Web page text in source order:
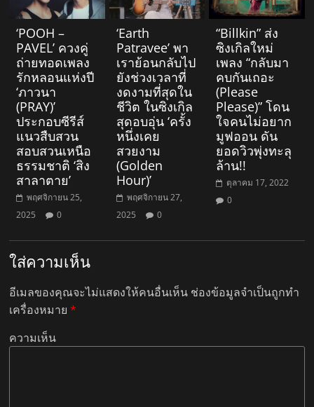
‘POOH –
PAVEL’ ควงคู่
ถ่ายทอดเพลง
รักหลอนแห่งปี
‘ภาวนา
(PRAY)’
ประกอบซีรีส์
แนวสืบสวน
สอบสวนเหนือ
ธรรมชาติ ‘สิง
สาลาตาย’
พฤศจิกายน 25,
2025
0
‘Earth
Patravee’ พา
เราย้อนกลับไป
ยังช่วงเวลาที่
งดงามที่สุดใน
ชีวิต ในซิงเกิล
สุดอบอุ่น ‘ครั้ง
หนึ่งเคย
สวยงาม
(Golden
Hour)’
พฤศจิกายน 27,
2025
0
“Billkin” ส่ง
ซิงเกิลใหม่
เพลง “กลับมา
คบกันเถอะ
(Please
Please)” โดน
ใจคนไม่อยาก
มูฟออน ดัน
ยอดวิวพุ่งทะลุ
ล้าน!!
ตุลาคม 17, 2022
0
ใส่ความเห็น
อีเมลของคุณจะไม่แสดงให้คนอื่นเห็น ช่องข้อมูลจำเป็นถูกทำ
เครื่องหมาย*
ความเห็น